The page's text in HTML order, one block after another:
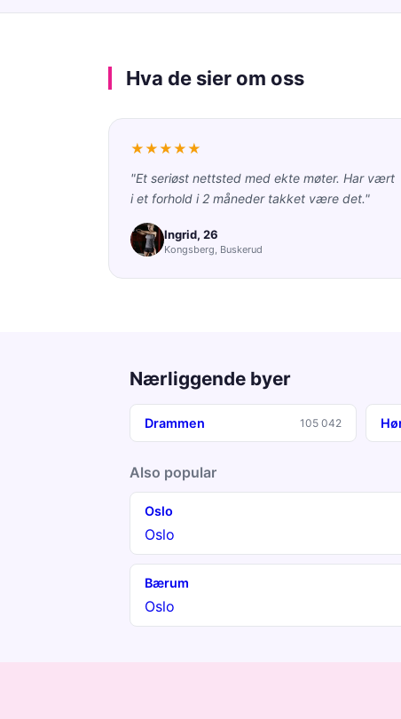
Hva de sier om oss
★★★★★
"Et seriøst nettsted med ekte møter. Har vært
i et forhold i 2 måneder takket være det."
Ingrid, 26
Kongsberg, Buskerud
Nærliggende byer
Drammen 105 042
Also popular
Oslo
Oslo
Bærum
Oslo